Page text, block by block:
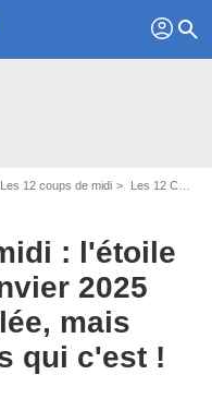
profil search
Les 12 coups de midi Les 12 Coups de midi : l'étoile mystérieuse de janvier 2025 entièrement dévoilée, mais Emilien ne sait pas qui c'est ! On a trouvé...
: l'étoile
2025
mais
qui c'est !